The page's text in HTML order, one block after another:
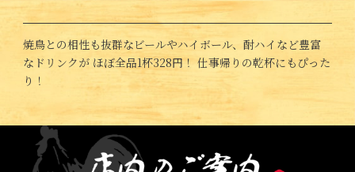
焼鳥との相性も抜群なビールやハイボール、酎ハイなど豊富
なドリンクが ほぼ全品1杯328円！ 仕事帰りの乾杯にもぴった
り！